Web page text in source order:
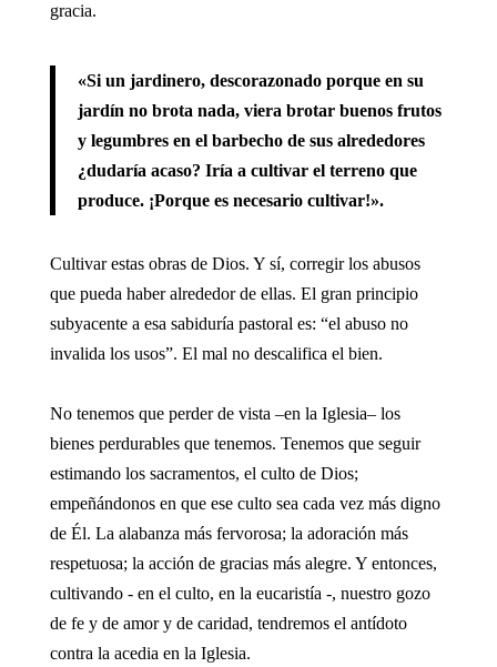
gracia.
«Si un jardinero, descorazonado porque en su
jardín no brota nada, viera brotar buenos frutos
y legumbres en el barbecho de sus alrededores
¿dudaría acaso? Iría a cultivar el terreno que
produce. ¡Porque es necesario cultivar!».
Cultivar estas obras de Dios. Y sí, corregir los abusos
que pueda haber alrededor de ellas. El gran principio
subyacente a esa sabiduría pastoral es: “el abuso no
invalida los usos”. El mal no descalifica el bien.
No tenemos que perder de vista –en la Iglesia– los
bienes perdurables que tenemos. Tenemos que seguir
estimando los sacramentos, el culto de Dios;
empeñándonos en que ese culto sea cada vez más digno
de Él. La alabanza más fervorosa; la adoración más
respetuosa; la acción de gracias más alegre. Y entonces,
cultivando - en el culto, en la eucaristía -, nuestro gozo
de fe y de amor y de caridad, tendremos el antídoto
contra la acedia en la Iglesia.